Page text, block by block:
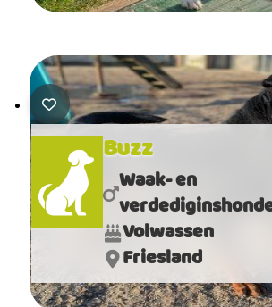
Buzz
Waak- en
Volwassen
Friesland